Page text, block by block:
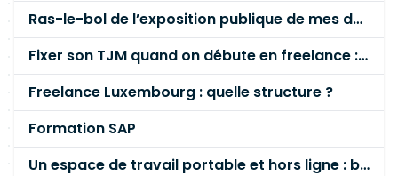
Ras-le-bol de l’exposition publique de mes données personnelles liées à mon entreprise
Fixer son TJM quand on débute en freelance : la méthode mathématique (et pas au feeling) 🛑
Freelance Luxembourg : quelle structure ?
Formation SAP
Un espace de travail portable et hors ligne : besoin réel ou fausse bonne idée ?